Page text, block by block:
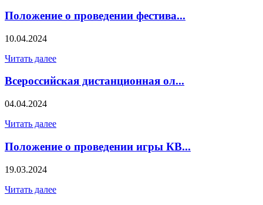
Положение о проведении фестива...
10.04.2024
Читать далее
Всероссийская дистанционная ол...
04.04.2024
Читать далее
Положение о проведении игры КВ...
19.03.2024
Читать далее